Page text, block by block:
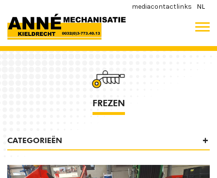
mediacontactlinks NL
FREZEN
CATEGORIEËN